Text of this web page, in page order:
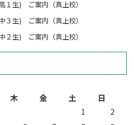
生) ご案内（真上校）
生) ご案内（真上校）
生) ご案内（真上校）
木 金 土
日
1
2